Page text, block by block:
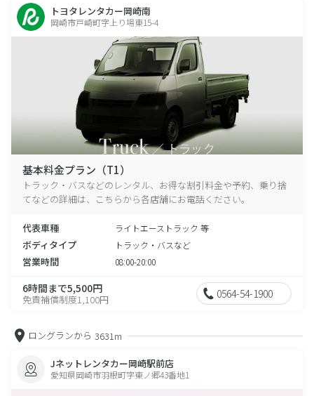
トヨタレンタカー岡崎南
岡崎市戸崎町字上り場東15-4
基本料金プラン（T1）
トラック・バスなどのレンタル、お得な割引料金や予約、乗り捨
てなどの詳細は、こちらから各店舗にお電話ください。
代表車種 ライトエーストラック 等
ボディタイプ トラック・バスなど
営業時間 08:00-20:00
6時間まで5,500円
免責補償制度1,100円 0564-54-1900
ロングランから 3631m
Jネットレンタカー岡崎駅前店
愛知県岡崎市羽根町字東ノ郷43番地1